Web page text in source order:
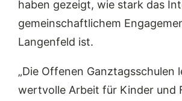
haben gezeigt, wie stark das
gemeinschaftlichem
Langenfeld ist.
„Die Offenen Ganztagsschulen
wertvolle Arbeit für Kinder und